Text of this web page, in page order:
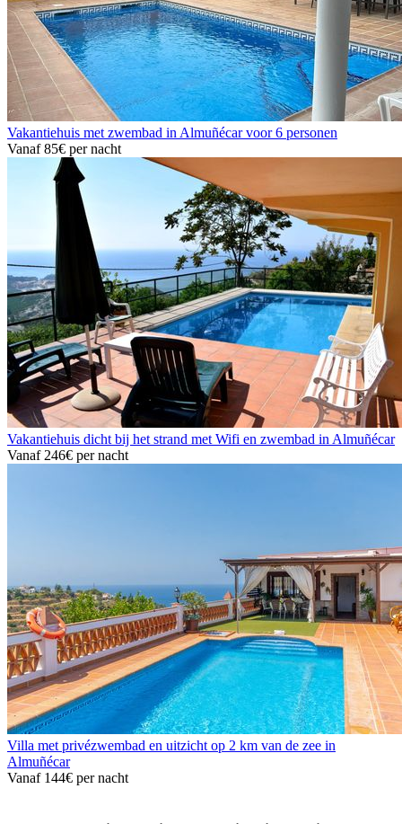
Vakantiehuis met zwembad in Almuñécar voor 6 personen
Vanaf85€ per nacht
Vakantiehuis dicht bij het strand met Wifi en zwembad in Almuñécar
Vanaf246€ per nacht
Villa met privézwembad en uitzicht op 2 km van de zee in
Almuñécar
Vanaf 144€ per nacht